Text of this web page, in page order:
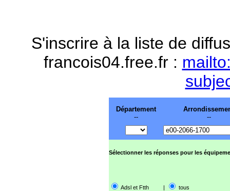
S'inscrire à la liste de
francois04.free.fr :
Département
--
--
Sélectionner les réponses pour les
Adsl et Ftth | tous